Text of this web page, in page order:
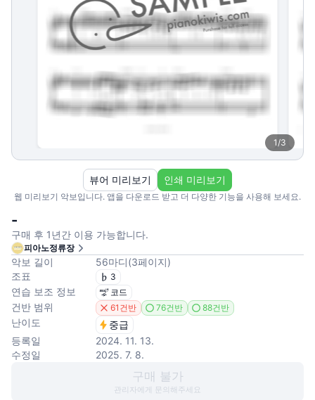
1/3
웹 미리보기 악보입니다. 앱을 다운로드 받고 더 다양한 기능을 사용해 보세요.
뷰어 미리보기 인쇄 미리보기
-
구매 후 1년간 이용 가능합니다.
피아노정류장
악보 길이 56마디(3페이지)
조표
3
연습 보조 정보 코드
건반 범위 61건반 76건반 88건반
난이도
중급
등록일
2024. 11. 13.
수정일
2025. 7. 8.
구매 불가
관리자에게 문의해주세요